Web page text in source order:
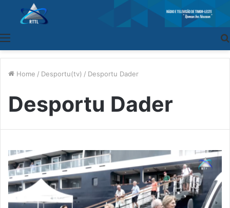
Home / Desportu(tv) / Desportu Dader
Desportu Dader